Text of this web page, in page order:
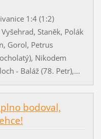
1:4 (1:2)
Staněk, Polák
Gorol, Petrus
Nikodem
- Baláž (78. Petr),...
bodoval,